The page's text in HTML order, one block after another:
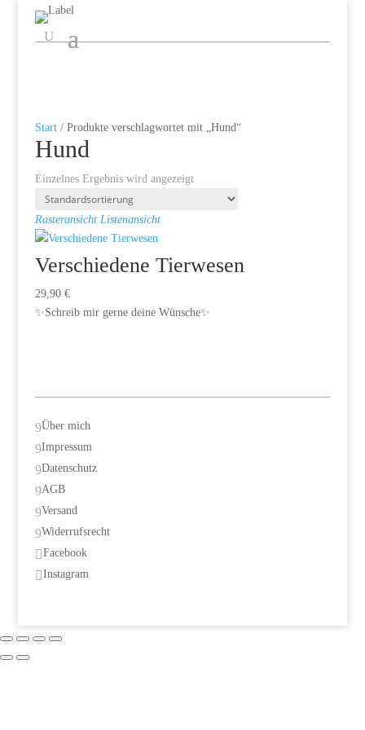
Start/ Produkte verschlagwortet mit „Hund“
Hund
Einzelnes Ergebnis wird angezeigt
Rasteransicht Listenansicht
Verschiedene Tierwesen
29,90 €
✨Schreib mir gerne deine Wünsche✨
9Über mich
9Impressum
9Datenschutz
9AGB
9Versand
9Widerrufsrecht
 Facebook
 Instagram